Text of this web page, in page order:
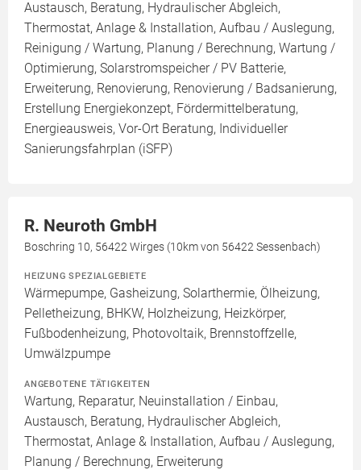
Austausch, Beratung, Hydraulischer Abgleich,
Thermostat, Anlage & Installation, Aufbau / Auslegung,
Reinigung / Wartung, Planung / Berechnung, Wartung /
Optimierung, Solarstromspeicher / PV Batterie,
Erweiterung, Renovierung, Renovierung / Badsanierung,
Erstellung Energiekonzept, Fördermittelberatung,
Energieausweis, Vor-Ort Beratung, Individueller
Sanierungsfahrplan (iSFP)
R. Neuroth GmbH
Boschring 10, 56422 Wirges (10km von 56422 Sessenbach)
HEIZUNG SPEZIALGEBIETE
Wärmepumpe, Gasheizung, Solarthermie, Ölheizung,
Pelletheizung, BHKW, Holzheizung, Heizkörper,
Fußbodenheizung, Photovoltaik, Brennstoffzelle,
Umwälzpumpe
ANGEBOTENE TÄTIGKEITEN
Wartung, Reparatur, Neuinstallation / Einbau,
Austausch, Beratung, Hydraulischer Abgleich,
Thermostat, Anlage & Installation, Aufbau / Auslegung,
Planung / Berechnung, Erweiterung